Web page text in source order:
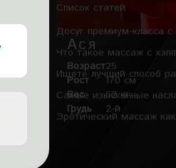
и
Ася
Возраст25
Рост
170 см
Вес
62 кг
Грудь
2-й
Список статей
Досуг премиум-класса
Что такое массаж с
Ищете лучший способ
Самые изысканные
Эротический массаж